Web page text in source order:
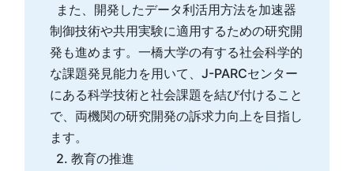
また、開発したデータ利活用方法を加速器
制御技術や共用実験に適用するための研究開
発も進めます。一橋大学の有する社会科学的
な課題発見能力を用いて、J-PARCセンター
にある科学技術と社会課題を結び付けること
で、両機関の研究開発の訴求力向上を目指し
ます。
2. 教育の推進